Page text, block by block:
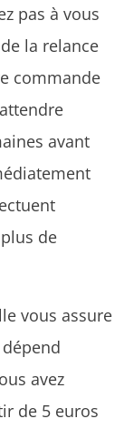
pas à vous
la relance
commande
avant
de
vous assure
avez
de 5 euros